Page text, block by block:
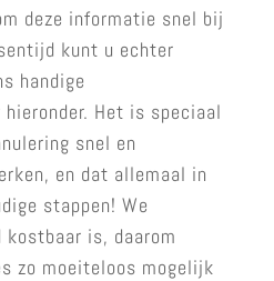
deze informatie snel bij
kunt u echter
handige
Het is speciaal
snel en
en dat allemaal in
stappen! We
is, daarom
zo moeiteloos mogelijk